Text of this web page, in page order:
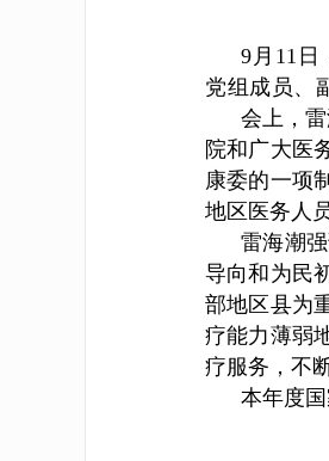
9月11日
党组成员、
会上，
院和广大医
康委的一项
地区医务人
雷海潮
导向和为民
部地区县为
疗能力薄弱
疗服务，不
本年度